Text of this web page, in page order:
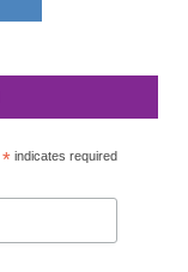
*indicates required